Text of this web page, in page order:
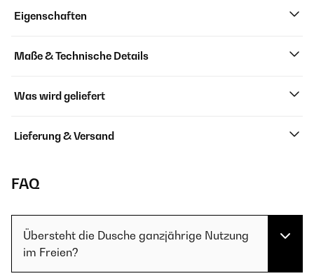
Eigenschaften
Maße & Technische Details
Was wird geliefert
Lieferung & Versand
FAQ
Übersteht die Dusche ganzjährige Nutzung
im Freien?